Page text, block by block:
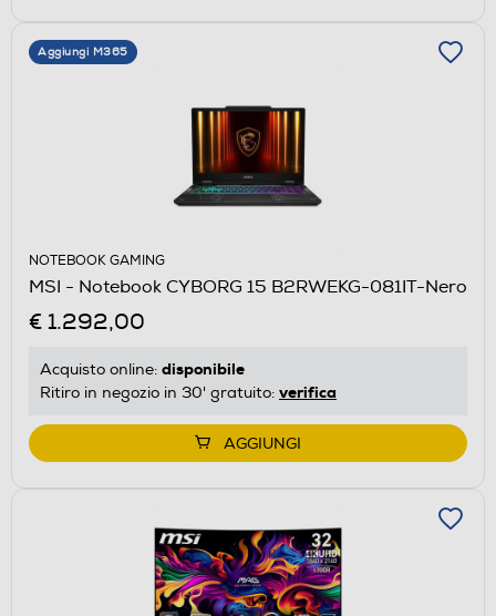
Aggiungi M365
NOTEBOOK GAMING
MSI - Notebook CYBORG 15 B2RWEKG-081IT-Nero
€ 1.292,00
Acquisto online: disponibile
Ritiro in negozio in 30' gratuito: verifica
AGGIUNGI